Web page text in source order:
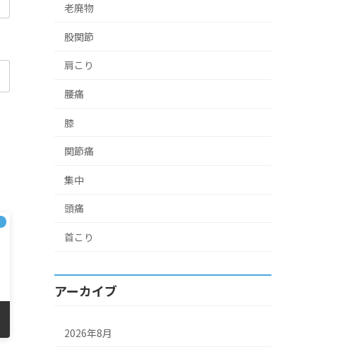
老廃物
股関節
肩こり
腰痛
膝
関節痛
集中
頭痛
首こり
アーカイブ
2026年8月